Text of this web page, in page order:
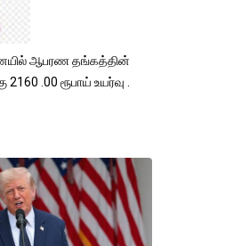
ஆபரண தங்கத்தின்
.00 ரூபாய் உயர்வு .